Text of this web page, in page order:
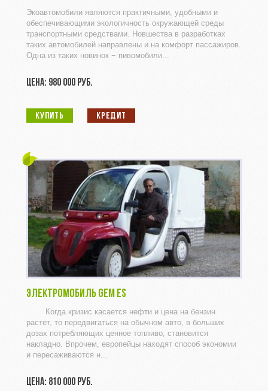
Экоавтомобили являются практичными, удобными и
обеспечивающими экологичность окружающей среды
транспортными средствами. Новшества в разработках
таких автомобилей направлены и на комфорт пассажиров.
Одна из таких новинок − пивомобили...
ЦЕНА: 980 000 РУБ.
КУПИТЬ КРЕДИТ
ЭЛЕКТРОМОБИЛЬ GEM ES
Когда кризис касается нефти и цена на бензин
растет, то передвигаться на обычном авто, в больших
дозах потребляющих ценное топливо, становится
накладно. Впрочем, европейцы находят способ экономии
и пересаживаются н...
ЦЕНА: 810 000 РУБ.